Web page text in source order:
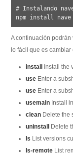
# Instalando
A continuación
lo fácil que es
install
Install the
use Enter a
use Enter a
usemain Install
clean Delete the
uninstall
Delete
ls List versions
ls-remote List